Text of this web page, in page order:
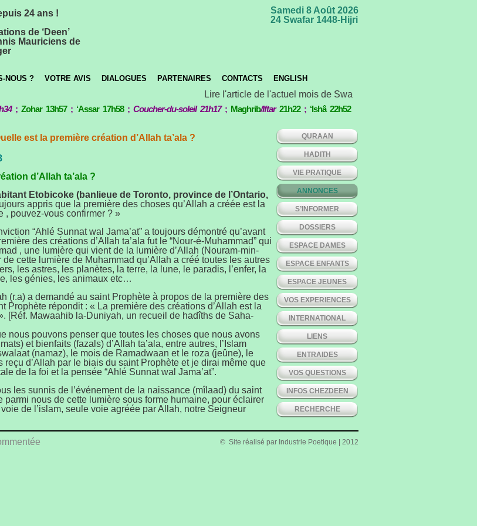
24 ans !
de ‘Deen’
Mauriciens de
Samedi 8 Août 2026
24 Swafar 1448-Hijri
NOUS ? VOTRE AVIS DIALOGUES PARTENAIRES CONTACTS ENGLISH
Lire l'article de l'actuel mois de Swafar *** Concours international
; Zohar 13h57;‘Assar 17h58; Coucher-du-soleil 21h17; Maghrib/Iftar 21h22; ‘Ishâ 22h52
est la première création d’Allah ta’ala ?
d’Allah ta’ala ?
Etobicoke (banlieue de Toronto, province de l’Ontario,
appris que la première des choses qu’Allah a créée est la
, pouvez-vous confirmer ? »
“Ahlé Sunnat wal Jama’at” a toujours démontré qu’avant
des créations d’Allah ta’ala fut le “Nour-é-Muhammad” qui
, une lumière qui vient de la lumière d’Allah (Nouram-min-
de cette lumière de Muhammad qu’Allah a créé toutes les autres
les astres, les planètes, la terre, la lune, le paradis, l’enfer, la
les génies, les animaux etc…
(r.a) a demandé au saint Prophète à propos de la première des
Prophète répondit : « La première des créations d’Allah est la
[Réf. Mawaahib la-Duniyah, un recueil de hadîths de Saha-
nous pouvons penser que toutes les choses que nous avons
et bienfaits (fazals) d’Allah ta’ala, entre autres, l’Islam
(namaz), le mois de Ramadwaan et le roza (jeûne), le
d’Allah par le biais du saint Prophète et je dirai même que
de la foi et la pensée “Ahlé Sunnat wal Jama’at”.
les sunnis de l’événement de la naissance (mîlaad) du saint
parmi nous de cette lumière sous forme humaine, pour éclairer
voie de l’islam, seule voie agréée par Allah, notre Seigneur
QURAAN
HADITH
VIE PRATIQUE
ANNONCES
S’INFORMER
DOSSIERS
ESPACE DAMES
ESPACE ENFANTS
ESPACE JEUNES
VOS EXPERIENCES
INTERNATIONAL
LIENS
ENTRAIDES
VOS QUESTIONS
INFOS CHEZDEEN
RECHERCHE
© Site réalisé par Industrie Poetique | 2012